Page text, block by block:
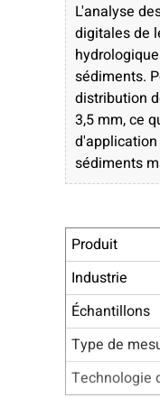
L'analyse
digitales de
sédiments.
distribution
3,5 mm, ce
sédiments
Produit
Industrie
Échantillons
Type de
Technologie